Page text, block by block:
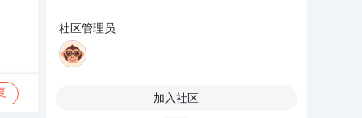
社区管理员
加入社区